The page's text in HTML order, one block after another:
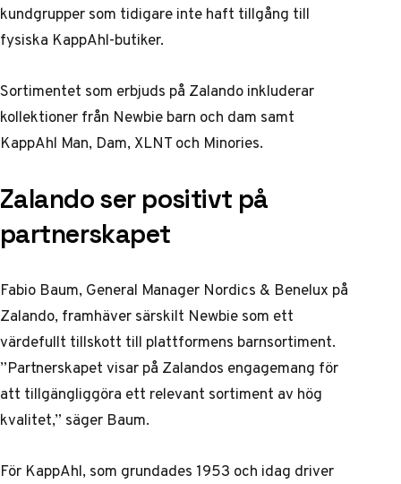
kundgrupper som tidigare inte haft tillgång till
fysiska KappAhl-butiker.
Sortimentet som erbjuds på Zalando inkluderar
kollektioner från Newbie barn och dam samt
KappAhl Man, Dam, XLNT och Minories.
Zalando ser positivt på
partnerskapet
Fabio Baum, General Manager Nordics & Benelux på
Zalando, framhäver särskilt Newbie som ett
värdefullt tillskott till plattformens barnsortiment.
”Partnerskapet visar på Zalandos engagemang för
att tillgängliggöra ett relevant sortiment av hög
kvalitet,” säger Baum.
För KappAhl, som grundades 1953 och idag driver